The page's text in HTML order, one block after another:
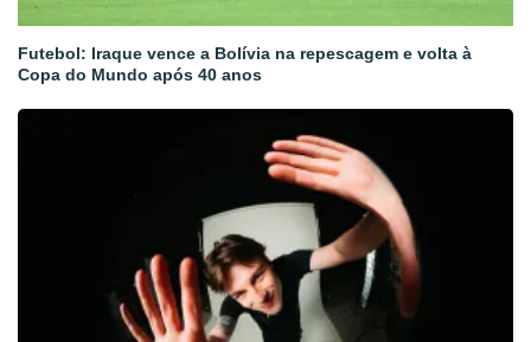
Futebol: Iraque vence a Bolívia na repescagem e volta à
Copa do Mundo após 40 anos